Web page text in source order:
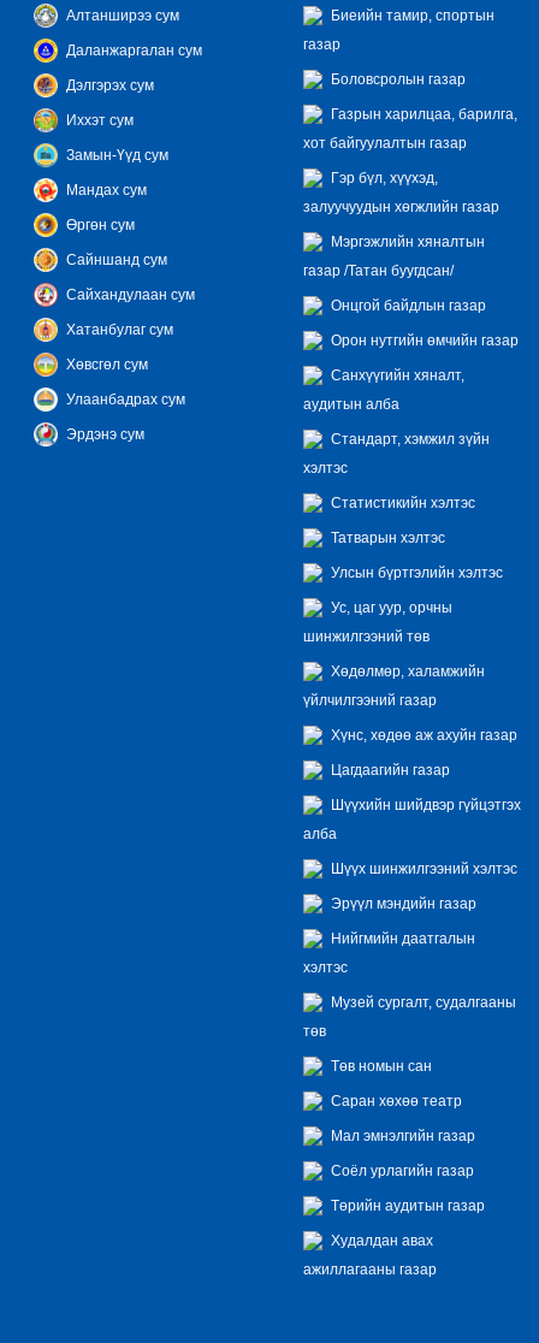
Алтанширээ сум
Даланжаргалан сум
Дэлгэрэх сум
Иххэт сум
Замын-Үүд сум
Мандах сум
Өргөн сум
Сайншанд сум
Сайхандулаан сум
Хатанбулаг сум
Хөвсгөл сум
Улаанбадрах сум
Эрдэнэ сум
Биеийн тамир, спортын
газар
Боловсролын газар
Газрын харилцаа, барилга,
хот байгуулалтын газар
Гэр бүл, хүүхэд,
залуучуудын хөгжлийн газар
Мэргэжлийн хяналтын
газар /Татан буугдсан/
Онцгой байдлын газар
Орон нутгийн өмчийн газар
Санхүүгийн хяналт,
аудитын алба
Стандарт, хэмжил зүйн
хэлтэс
Статистикийн хэлтэс
Татварын хэлтэс
Улсын бүртгэлийн хэлтэс
Ус, цаг уур, орчны
шинжилгээний төв
Хөдөлмөр, халамжийн
үйлчилгээний газар
Хүнс, хөдөө аж ахуйн газар
Цагдаагийн газар
Шүүхийн шийдвэр гүйцэтгэх
алба
Шүүх шинжилгээний хэлтэс
Эрүүл мэндийн газар
Нийгмийн даатгалын
хэлтэс
Музей сургалт, судалгааны
төв
Төв номын сан
Саран хөхөө театр
Мал эмнэлгийн газар
Соёл урлагийн газар
Төрийн аудитын газар
Худалдан авах
ажиллагааны газар